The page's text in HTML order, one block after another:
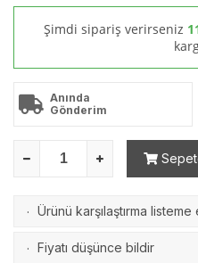
Şimdi sipariş verirseniz
Anında
Gönderim
· Ürünü karşılaştırma listeme
· Fiyatı düşünce bildir